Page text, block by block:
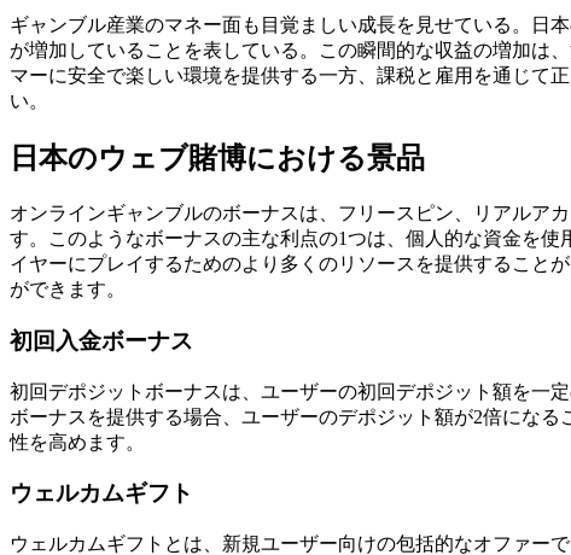
ギャンブル産業のマネー面も目覚ましい成長を見せている。日
が増加していることを表している。この瞬間的な収益の増加は
マーに安全で楽しい環境を提供する一方、課税と雇用を通じて
い。
日本のウェブ賭博における景品
オンラインギャンブルのボーナスは、フリースピン、リアルア
す。このようなボーナスの主な利点の1つは、個人的な資金を
イヤーにプレイするためのより多くのリソースを提供すること
ができます。
初回入金ボーナス
初回デポジットボーナスは、ユーザーの初回デポジット額を一
ボーナスを提供する場合、ユーザーのデポジット額が2倍にな
性を高めます。
ウェルカムギフト
ウェルカムギフトとは、新規ユーザー向けの包括的なオファー